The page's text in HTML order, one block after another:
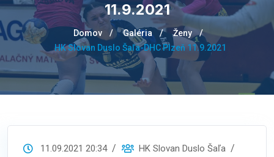
11.9.2021
Domov Galéria
Ženy
HK Slovan Duslo Šaľa-DHC Plzeň 11.9.2021
11.09.2021 20:34
HK Slovan Duslo Šaľa